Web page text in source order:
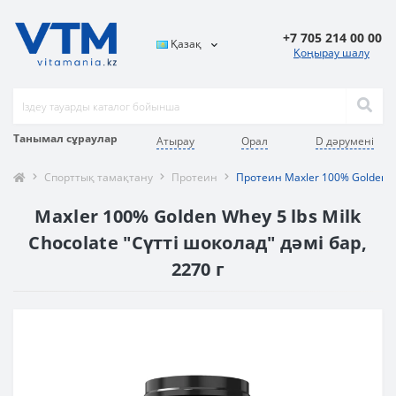
Танымал сұраулар Атырау Орал D дәрумені
Қазақ +7 705 214 00 00
Қоңырау шалу
Спорттық тамақтану Протеин Протеин Maxler 100% Golden
Maxler 100% Golden Whey 5 lbs Milk
Chocolate "Сүтті шоколад" дәмі бар,
2270 г